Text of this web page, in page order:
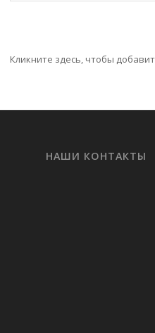
Кликните здесь, чтобы
НАШИ КОНТАКТЫ